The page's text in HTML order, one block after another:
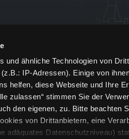
ähnliche Technologien von
IP-Adressen). Einige von
helfen, diese Webseite und Ihre
zulassen“ stimmen Sie der
den eigenen, zu. Bitte beachten
von Drittanbietern, eine
adäquates Datenschutzniveau)